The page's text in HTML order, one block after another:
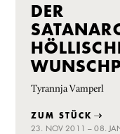
DER
Tyrannja Vamperl
ZUM STÜCK
23. NOV 2011 – 08.